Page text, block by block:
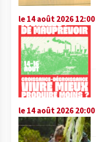
le 14 août 2026 12:00
le 14 août 2026 20:00